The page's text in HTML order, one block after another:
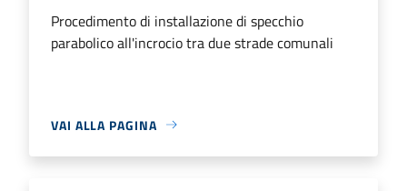
Procedimento di installazione di specchio
parabolico all'incrocio tra due strade comunali
VAI ALLA PAGINA